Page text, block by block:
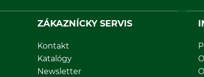
ZÁKAZNÍCKY SERVIS
Kontakt
Katalógy
Newsletter